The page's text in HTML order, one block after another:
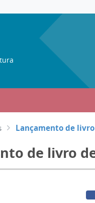
Lançamento de
de livro